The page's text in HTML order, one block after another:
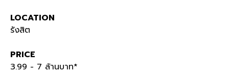
LOCATION
รังสิต
PRICE
3.99 - 7 ล้านบาท*